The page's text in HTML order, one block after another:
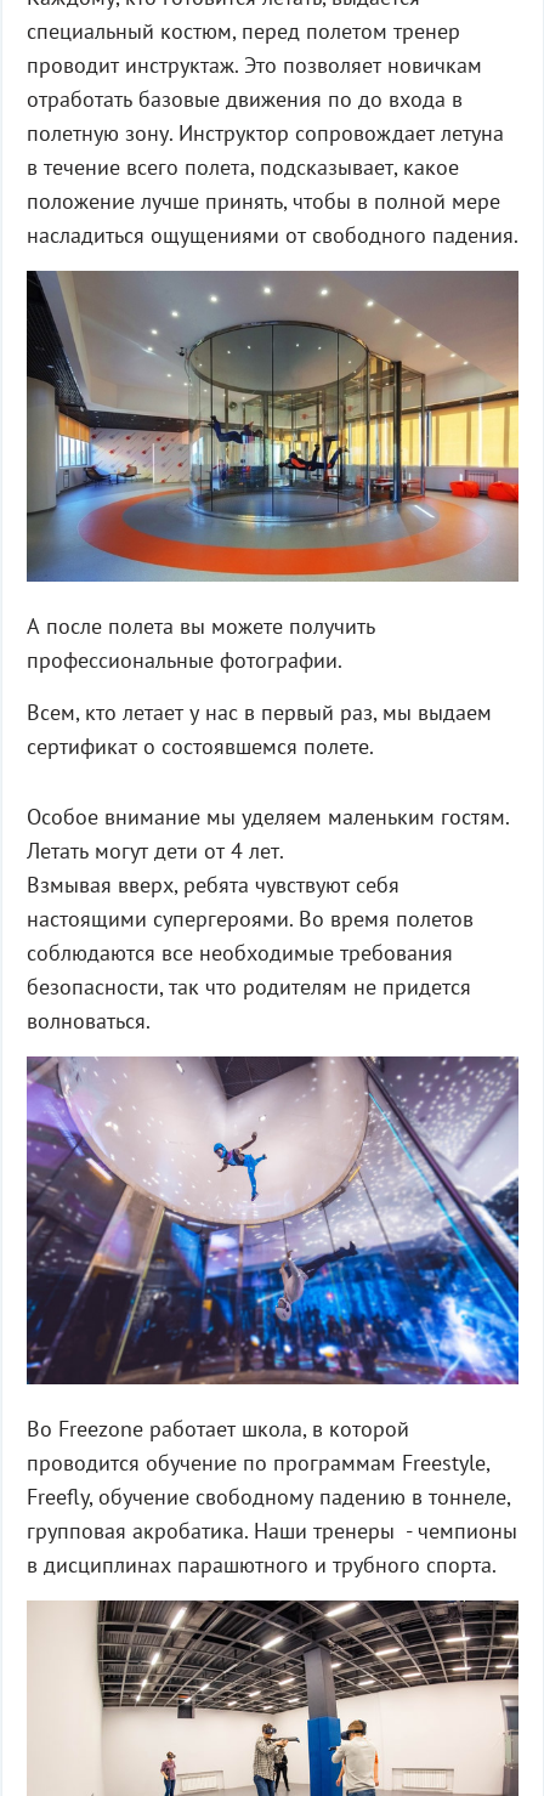
специальный костюм, перед полетом тренер
проводит инструктаж. Это позволяет новичкам
отработать базовые движения по до входа в
полетную зону. Инструктор сопровождает летуна
в течение всего полета, подсказывает, какое
положение лучше принять, чтобы в полной мере
насладиться ощущениями от свободного падения.
А после полета вы можете получить
профессиональные фотографии.
Всем, кто летает у нас в первый раз, мы выдаем
сертификат о состоявшемся полете.
Особое внимание мы уделяем маленьким гостям.
Летать могут дети от 4 лет.
Взмывая вверх, ребята чувствуют себя
настоящими супергероями. Во время полетов
соблюдаются все необходимые требования
безопасности, так что родителям не придется
волноваться.
Во Freezone работает школа, в которой
проводится обучение по программам Freestyle,
Freefly, обучение свободному падению в тоннеле,
групповая акробатика. Наши тренеры - чемпионы
в дисциплинах парашютного и трубного спорта.